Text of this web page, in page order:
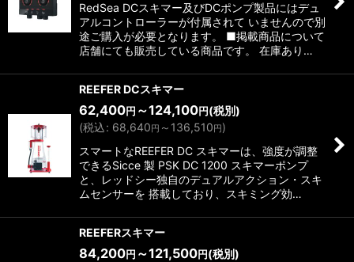
RedSea DCスキマー及びDCポンプ製品にはデュ
アルコントローラーが付属されて いませんので別
途ご購入が必要となります。 ■掲載商品について
店舗にても販売している商品です。 在庫あり…
REEFER DCスキマー
62,400円 ～124,100円 (税別)
(税込: 68,640円 ～136,510円)
スマートなREEFER DC スキマーは、強度が調整
できるSicce 製 PSK DC 1200 スキマーポンプ
と、レッドシー独自のデュアルアクション・スキ
ムセンサーを 搭載しており、スキミング効…
REEFERスキマー
84,200円 ～121,500円 (税別)